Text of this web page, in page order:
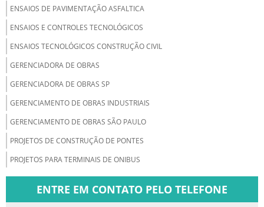
ENSAIOS DE PAVIMENTAÇÃO ASFALTICA
ENSAIOS E CONTROLES TECNOLÓGICOS
ENSAIOS TECNOLÓGICOS CONSTRUÇÃO CIVIL
GERENCIADORA DE OBRAS
GERENCIADORA DE OBRAS SP
GERENCIAMENTO DE OBRAS INDUSTRIAIS
GERENCIAMENTO DE OBRAS SÃO PAULO
PROJETOS DE CONSTRUÇÃO DE PONTES
PROJETOS PARA TERMINAIS DE ONIBUS
ENTRE EM CONTATO PELO TELEFONE